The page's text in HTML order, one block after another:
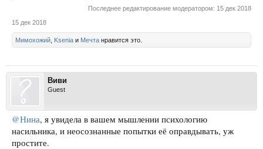
Последнее редактирование модератором: 15 дек 2018
15 дек 2018
Мимохожий Ksenia и Мечта нравится это.
Виви
Guest
@Нина, я увидела в вашем мышлении психологию
насильника, и неосознанные попытки её оправдывать, уж
простите.